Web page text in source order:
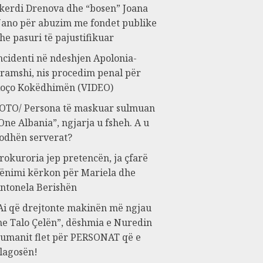
Drenova dhe “bosen” Joana
për abuzim me fondet publike
pasuri të pajustifikuar
në ndeshjen Apolonia-
nis procedim penal për
Kokëdhimën (VIDEO)
Persona të maskuar sulmuan
Albania”, ngjarja u fsheh. A u
serverat?
jep pretencën, ja çfarë
kërkon për Mariela dhe
Berishën
që drejtonte makinën më ngjau
Talo Çelën”, dëshmia e Nuredin
flet për PERSONAT që e